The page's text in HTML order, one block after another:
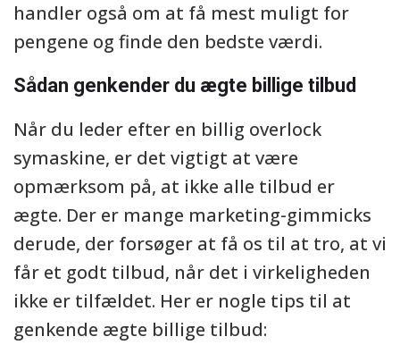
handler også om at få mest muligt for
pengene og finde den bedste værdi.
Sådan genkender du ægte billige tilbud
Når du leder efter en billig overlock
symaskine, er det vigtigt at være
opmærksom på, at ikke alle tilbud er
ægte. Der er mange marketing-gimmicks
derude, der forsøger at få os til at tro, at vi
får et godt tilbud, når det i virkeligheden
ikke er tilfældet. Her er nogle tips til at
genkende ægte billige tilbud: